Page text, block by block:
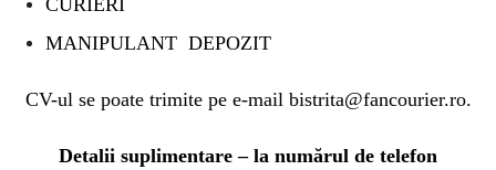
MANIPULANT DEPOZIT
CV-ul se poate trimite pe e-mail bistrita@fancourier.ro.
Detalii suplimentare – la numărul de telefon